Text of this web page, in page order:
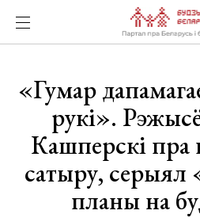
«Гумар
рукі».
Кашперскі пра
сатыру, серыял
планы на